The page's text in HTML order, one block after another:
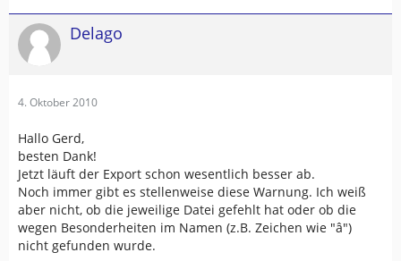
Delago
4. Oktober 2010
Hallo Gerd,
besten Dank!
Jetzt läuft der Export schon wesentlich besser ab.
Noch immer gibt es stellenweise diese Warnung. Ich weiß
aber nicht, ob die jeweilige Datei gefehlt hat oder ob die
wegen Besonderheiten im Namen (z.B. Zeichen wie "â")
nicht gefunden wurde.